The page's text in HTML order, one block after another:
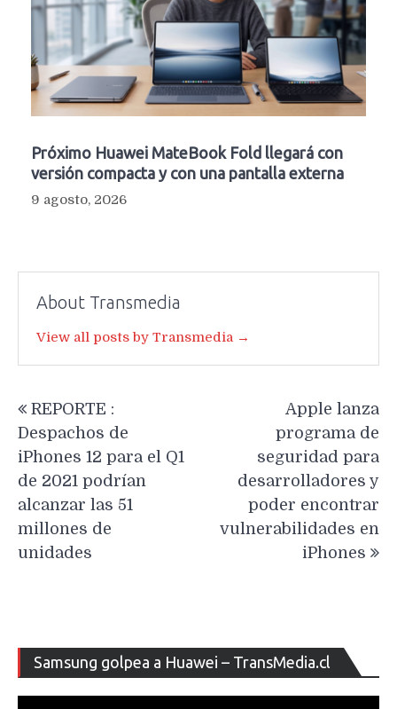
Próximo Huawei MateBook Fold llegará con
versión compacta y con una pantalla externa
9 agosto, 2026
About Transmedia
View all posts by Transmedia →
de
entradas
REPORTE :
Despachos de
iPhones 12 para el Q1
de 2021 podrían
alcanzar las 51
millones de
unidades
Apple lanza
programa de
seguridad para
desarrolladores y
poder encontrar
vulnerabilidades en
iPhones
Samsung golpea a Huawei – TransMedia.cl
de